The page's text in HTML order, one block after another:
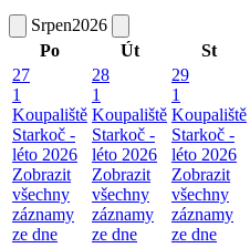
Srpen2026
Po
Út St
27
1
Koupaliště
Starkoč -
léto 2026
Zobrazit
všechny
záznamy
ze dne
28
1
Koupaliště
Starkoč -
léto 2026
Zobrazit
všechny
záznamy
ze dne
29
1
Koupaliště
Starkoč -
léto 2026
Zobrazit
všechny
záznamy
ze dne